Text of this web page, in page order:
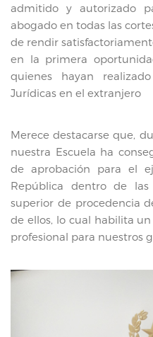
admitido y autorizado
abogado en todas las
de rendir
en la primera
quienes hayan
Jurídicas en el extranjero
Merece destacarse que,
nuestra Escuela ha
de aprobación para el
República dentro de
superior de procedencia
de ellos, lo cual habilita
profesional para nuestros